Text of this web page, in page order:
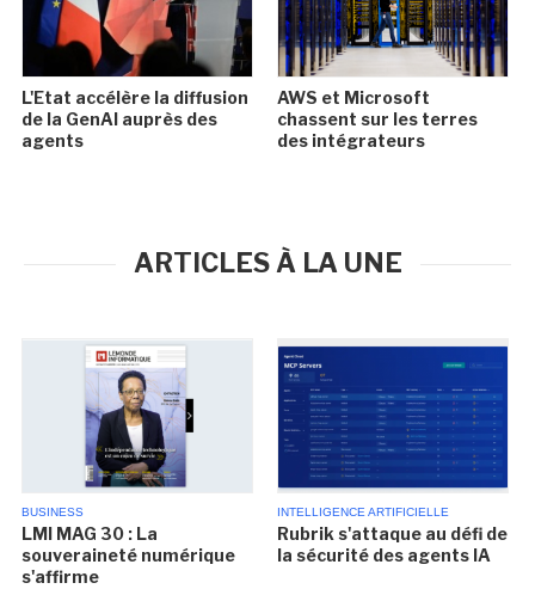
L'Etat accélère la diffusion
de la GenAI auprès des
agents
AWS et Microsoft
chassent sur les terres
des intégrateurs
ARTICLES À LA UNE
BUSINESS
LMI MAG 30 : La
souveraineté numérique
s'affirme
INTELLIGENCE ARTIFICIELLE
Rubrik s'attaque au défi de
la sécurité des agents IA